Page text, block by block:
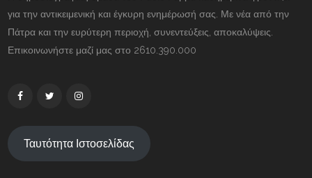
για την αντικειμενική και έγκυρη ενημέρωσή σας. Με νέα από την
Πάτρα και την ευρύτερη περιοχή, συνεντεύξεις, αποκαλύψεις.
Επικοινωνήστε μαζί μας στο 2610.390.000
Ταυτότητα Ιστοσελίδας